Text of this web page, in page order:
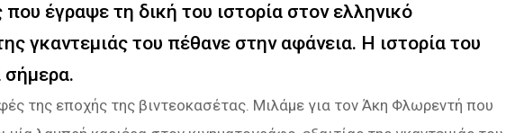
έγραψε τη δική του ιστορία στον ελληνικό
γκαντεμιάς του πέθανε στην αφάνεια. Η ιστορία του
σήμερα.
της εποχής της βιντεοκασέτας. Μιλάμε για τον Άκη Φλωρεντή που